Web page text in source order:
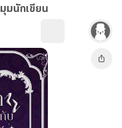
มุมนักเขียน